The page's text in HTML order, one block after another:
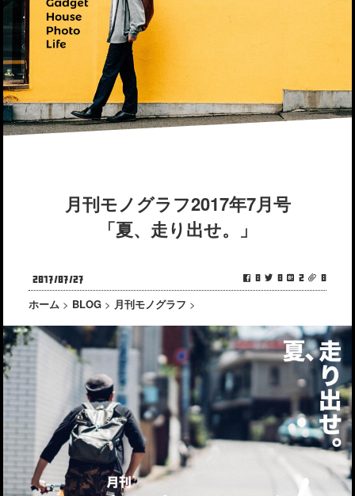
月刊モノグラフ2017年7月号
「夏、走り出せ。」
0 0 2 0
2017/07/27
ホーム > BLOG > 月刊モノグラフ >